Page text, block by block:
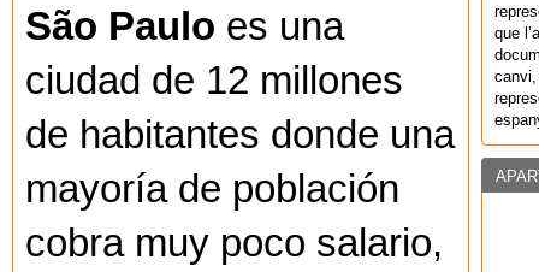
São Paulo es una
ciudad de 12 millones
de habitantes donde una
mayoría de población
cobra muy poco salario,
que
canvi,